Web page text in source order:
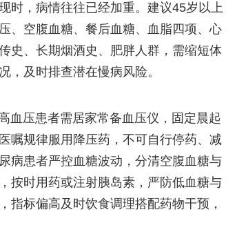
时，病情往往已经加重。建议45岁以上
、空腹血糖、餐后血糖、血脂四项、心
史、长期烟酒史、肥胖人群，需缩短体
，及时排查潜在慢病风险。
血压患者需居家常备血压仪，固定晨起
嘱规律服用降压药，不可自行停药、减
病患者严控血糖波动，分清空腹血糖与
按时用药或注射胰岛素，严防低血糖与
指标偏高及时饮食调理搭配药物干预，